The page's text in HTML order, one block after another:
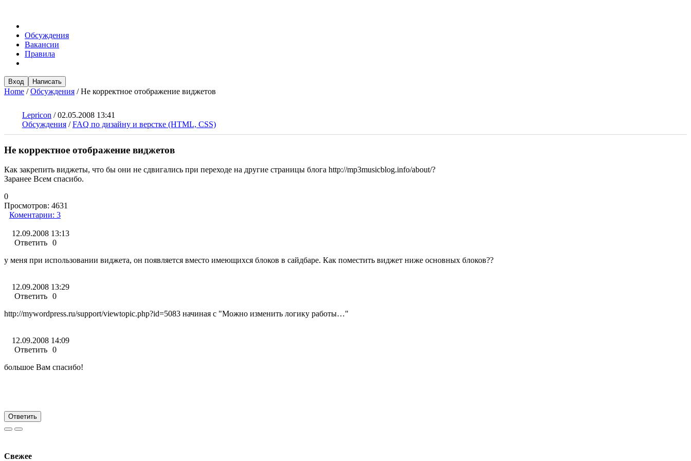
Обсуждения
Вакансии
Правила
Вход Написать
Home /Обсуждения /Не корректное отображение виджетов
Lepricon /02.05.2008 13:41
Обсуждения /FAQ по дизайну и верстке (HTML, CSS)
Не корректное отображение виджетов
Как закрепить виджеты, что бы они не сдвигались при переходе на другие страницы блога http://mp3musicblog.info/about/?
Заранее Всем спасибо.
0
Просмотров: 4631
Коментарии: 3
12.09.2008 13:13
Ответить 0
у меня при использовании виджета, он появляется вместо имеющихся блоков в сайдбаре. Как поместить виджет ниже основных блоков??
12.09.2008 13:29
Ответить 0
http://mywordpress.ru/support/viewtopic.php?id=5083 начиная с "Можно изменить логику работы…"
12.09.2008 14:09
Ответить 0
большое Вам спасибо!
Ответить
Свежее